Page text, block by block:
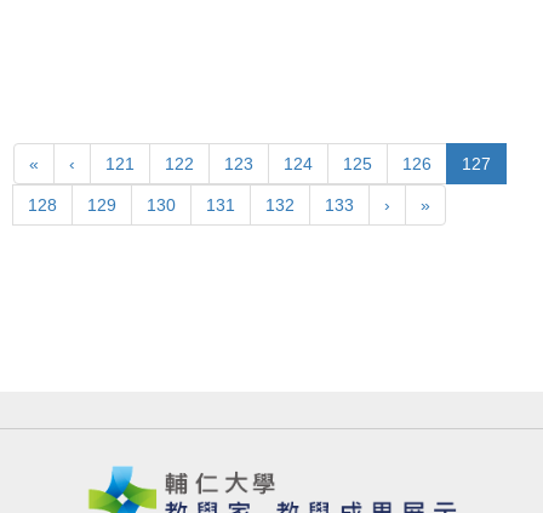
« ‹ 121 122 123 124 125 126 127
128 129 130 131 132 133 › »